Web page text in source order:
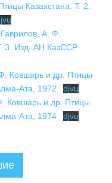
Казахстана. Т. 2.
А. Ф.
3. Изд. АН КазССР.
Ковшарь и др. Птицы
Ата, 1972
djvu
Ковшарь и др. Птицы
Ата, 1974
djvu